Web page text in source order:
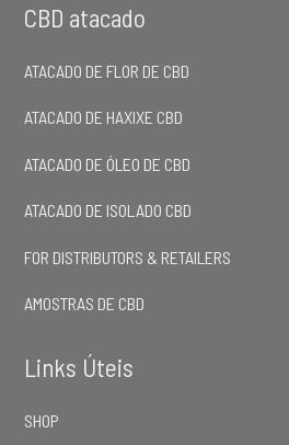
CBD atacado
ATACADO DE FLOR DE CBD
ATACADO DE HAXIXE CBD
ATACADO DE ÓLEO DE CBD
ATACADO DE ISOLADO CBD
FOR DISTRIBUTORS & RETAILERS
AMOSTRAS DE CBD
Links Úteis
SHOP